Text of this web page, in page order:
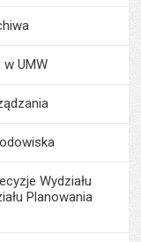
UMW
Wydziału
Planowania